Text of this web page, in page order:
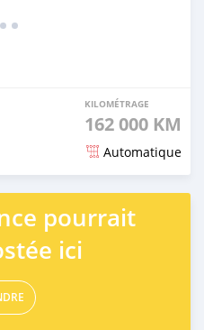
KILOMÉTRAGE
162 000 KM
Automatique
pourrait
ici